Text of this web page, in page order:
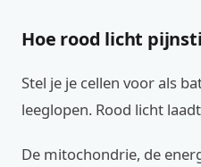
Hoe rood licht
Stel je je cellen voor als
leeglopen. Rood licht
De mitochondrie, de